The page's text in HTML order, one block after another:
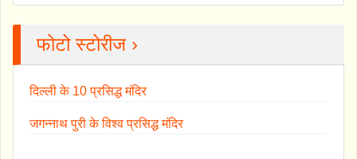
फोटो स्टोरीज ›
दिल्ली के 10 प्रसिद्ध मंदिर
जगन्नाथ पुरी के विश्व प्रसिद्ध मंदिर